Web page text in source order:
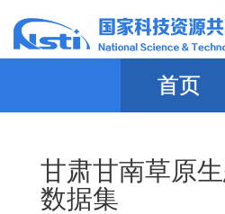
首页
甘肃甘南草原
数据集